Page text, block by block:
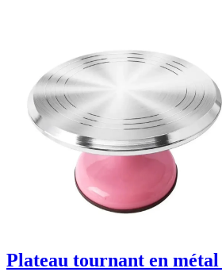
Plateau tournant en